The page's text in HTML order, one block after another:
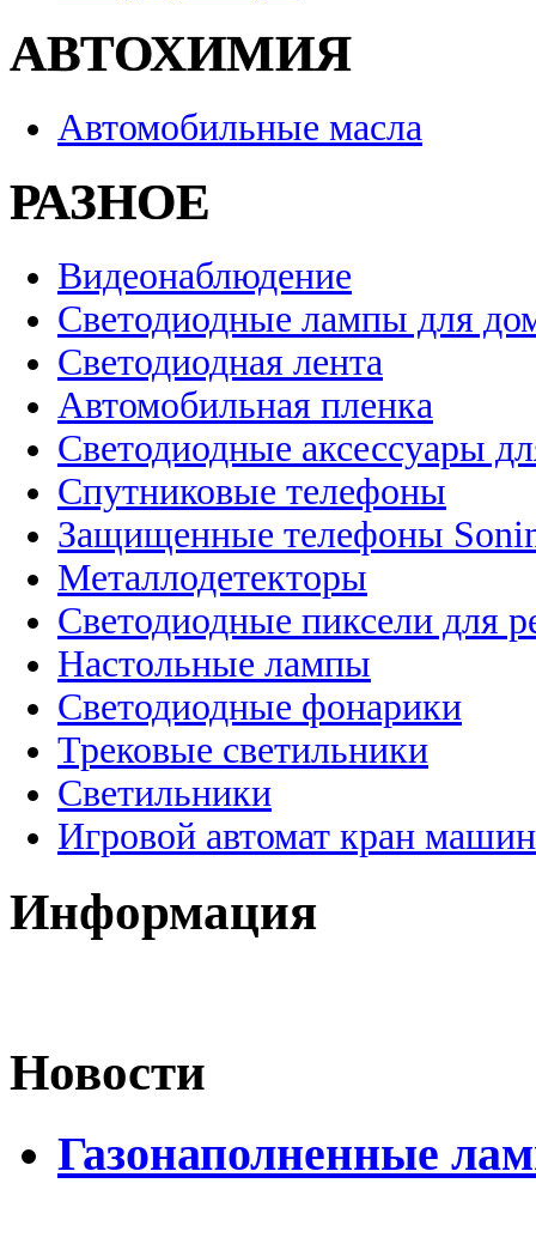
АВТОХИМИЯ
Автомобильные масла
РАЗНОЕ
Видеонаблюдение
Светодиодные лампы для
Светодиодная лента
Автомобильная пленка
Светодиодные аксессуары
Спутниковые телефоны
Защищенные телефоны
Металлодетекторы
Светодиодные пиксели для
Настольные лампы
Светодиодные фонарики
Трековые светильники
Светильники
Игровой автомат кран
Информация
Новости
Газонаполненные